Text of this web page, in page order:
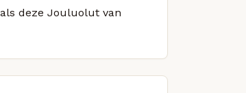
deze Jouluolut van